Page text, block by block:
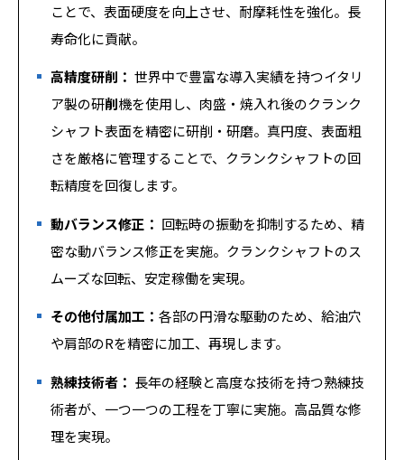
ことで、表面硬度を向上させ、耐摩耗性を強化。長
寿命化に貢献。
高精度研削： 世界中で豊富な導入実績を持つイタリ
ア製の研削機を使用し、肉盛・焼入れ後のクランク
シャフト表面を精密に研削・研磨。真円度、表面粗
さを厳格に管理することで、クランクシャフトの回
転精度を回復します。
動バランス修正： 回転時の振動を抑制するため、精
密な動バランス修正を実施。クランクシャフトのス
ムーズな回転、安定稼働を実現。
その他付属加工： 各部の円滑な駆動のため、給油穴
や肩部のRを精密に加工、再現します。
熟練技術者： 長年の経験と高度な技術を持つ熟練技
術者が、一つ一つの工程を丁寧に実施。高品質な修
理を実現。